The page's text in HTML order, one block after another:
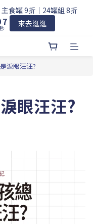
食罐 9折｜24罐組 8折
7
6
5
2
秒 來去逛逛
淚眼汪汪?
眼汪汪?